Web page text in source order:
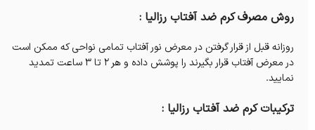
روش مصرف کرم ضد آفتاب رزالیا :
روزانه قبل از قرار گرفتن در معرض نور آفتاب تمامی نواحی که ممکن است
در معرض آفتاب قرار بگیرند را پوشش داده و هر 2 تا 3 ساعت تمدید
نمایید.
ترکیبات کرم ضد آفتاب رزالیا :